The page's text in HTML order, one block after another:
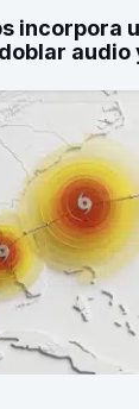
incorpora
audio